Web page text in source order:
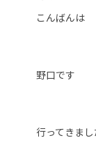
こんばんは
野口です
行ってきま